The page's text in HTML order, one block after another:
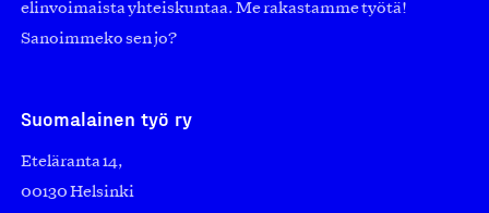
elinvoimaista yhteiskuntaa. Me rakastamme työtä!
Sanoimmeko sen jo?
Suomalainen työ ry
Eteläranta 14,
00130 Helsinki